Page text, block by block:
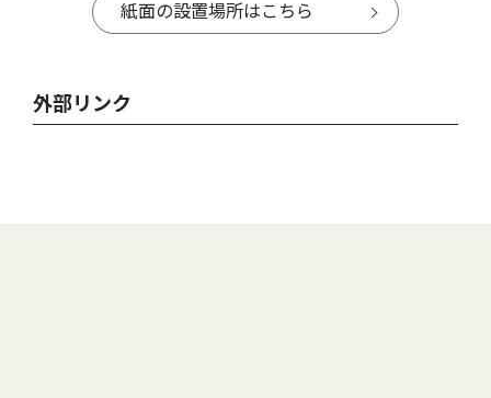
紙面の設置場所はこちら
外部リンク